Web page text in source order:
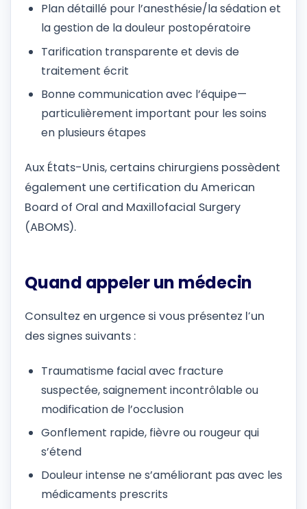
Plan détaillé pour l’anesthésie/la sédation et
la gestion de la douleur postopératoire
Tarification transparente et devis de
traitement écrit
Bonne communication avec l’équipe—
particulièrement important pour les soins
en plusieurs étapes
Aux États-Unis, certains chirurgiens possèdent
également une certification du American
Board of Oral and Maxillofacial Surgery
(ABOMS).
Quand appeler un médecin
Consultez en urgence si vous présentez l’un
des signes suivants :
Traumatisme facial avec fracture
suspectée, saignement incontrôlable ou
modification de l’occlusion
Gonflement rapide, fièvre ou rougeur qui
s’étend
Douleur intense ne s’améliorant pas avec les
médicaments prescrits